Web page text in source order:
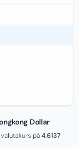
Dollar
på4.6137